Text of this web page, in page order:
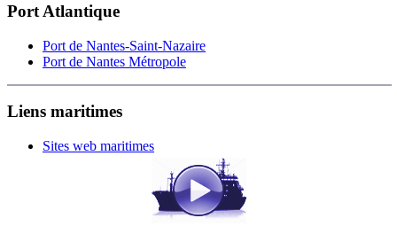
Port Atlantique
Port de Nantes-Saint-Nazaire
Port de Nantes Métropole
Liens maritimes
Sites web maritimes